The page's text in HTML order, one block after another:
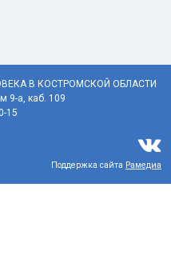
В КОСТРОМСКОЙ ОБЛАСТИ
9-а, каб. 109
15
Поддержка сайта Рамедиа